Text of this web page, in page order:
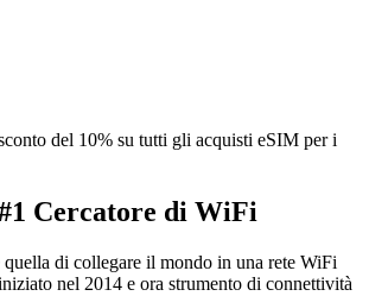
del 10% su tutti gli acquisti eSIM per i
Cercatore di WiFi
quella di collegare il mondo in una rete WiFi
nel 2014 e ora strumento di connettività